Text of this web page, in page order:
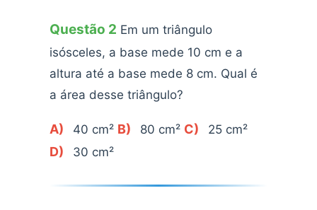
Questão 2 Em um triângulo
isósceles, a base mede 10 cm e a
altura até a base mede 8 cm. Qual é
a área desse triângulo?
A) 40 cm² B) 80 cm² C) 25 cm²
D) 30 cm²